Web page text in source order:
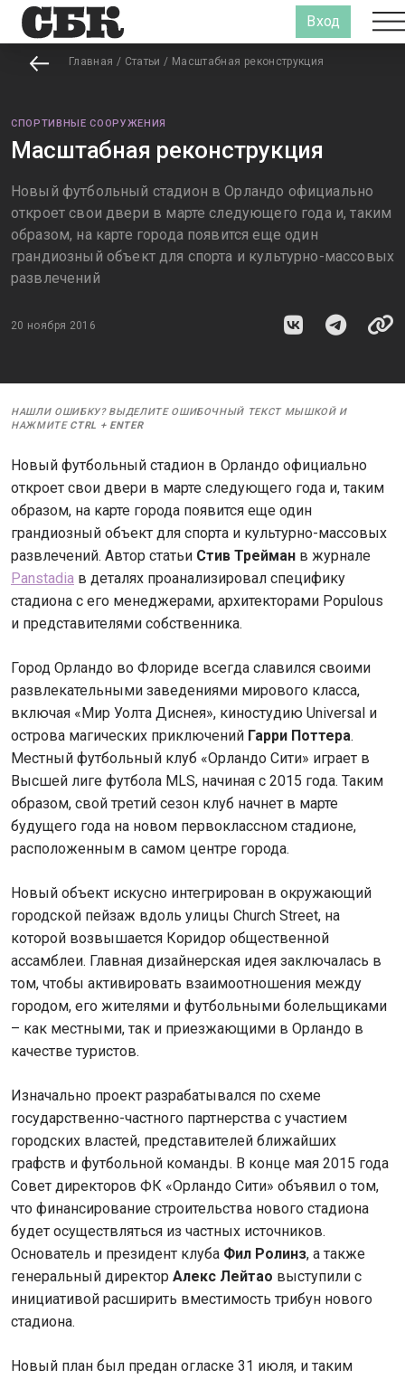
Вход
Главная / Статьи / Масштабная реконструкция
СПОРТИВНЫЕ СООРУЖЕНИЯ
Масштабная реконструкция
Новый футбольный стадион в Орландо официально
откроет свои двери в марте следующего года и, таким
образом, на карте города появится еще один
грандиозный объект для спорта и культурно-массовых
развлечений
20 ноября 2016
НАШЛИ ОШИБКУ? ВЫДЕЛИТЕ ОШИБОЧНЫЙ ТЕКСТ МЫШКОЙ И
НАЖМИТЕ CTRL + ENTER
Новый футбольный стадион в Орландо официально
откроет свои двери в марте следующего года и, таким
образом, на карте города появится еще один
грандиозный объект для спорта и культурно-массовых
развлечений. Автор статьи Стив Трейман в журнале
Panstadia в деталях проанализировал специфику
стадиона с его менеджерами, архитекторами Populous
и представителями собственника.
Город Орландо во Флориде всегда славился своими
развлекательными заведениями мирового класса,
включая «Мир Уолта Диснея», киностудию Universal и
острова магических приключений Гарри Поттера.
Местный футбольный клуб «Орландо Сити» играет в
Высшей лиге футбола MLS, начиная с 2015 года. Таким
образом, свой третий сезон клуб начнет в марте
будущего года на новом первоклассном стадионе,
расположенным в самом центре города.
Новый объект искусно интегрирован в окружающий
городской пейзаж вдоль улицы Church Street, на
которой возвышается Коридор общественной
ассамблеи. Главная дизайнерская идея заключалась в
том, чтобы активировать взаимоотношения между
городом, его жителями и футбольными болельщиками
– как местными, так и приезжающими в Орландо в
качестве туристов.
Изначально проект разрабатывался по схеме
государственно-частного партнерства с участием
городских властей, представителей ближайших
графств и футбольной команды. В конце мая 2015 года
Совет директоров ФК «Орландо Сити» объявил о том,
что финансирование строительства нового стадиона
будет осуществляться из частных источников.
Основатель и президент клуба Фил Ролинз, а также
генеральный директор Алекс Лейтао выступили с
инициативой расширить вместимость трибун нового
стадиона.
Новый план был предан огласке 31 июля, и таким